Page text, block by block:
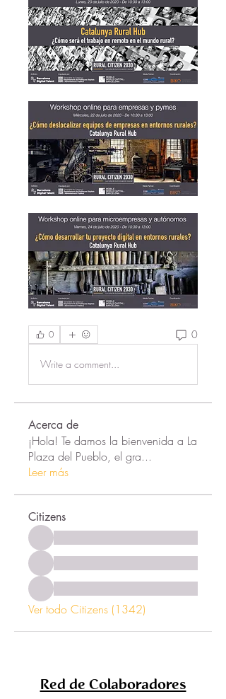
0 0
Write a comment...
Acerca de
¡Hola! Te damos la bienvenida a La
Plaza del Pueblo, el gra...
Leer más
Citizens
Ver todo Citizens (1342)
Red de Colaboradores